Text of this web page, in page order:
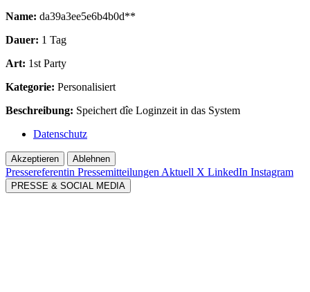
Name: da39a3ee5e6b4b0d**
Dauer: 1 Tag
Art: 1st Party
Kategorie: Personalisiert
Beschreibung: Speichert dîe Loginzeit in das System
Datenschutz
Akzeptieren Ablehnen
Pressereferentin Pressemitteilungen Aktuell X LinkedIn Instagram
PRESSE & SOCIAL MEDIA